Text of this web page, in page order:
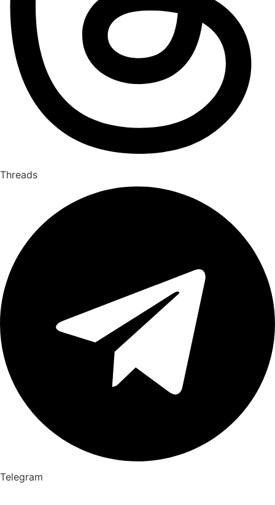
Threads
Telegram